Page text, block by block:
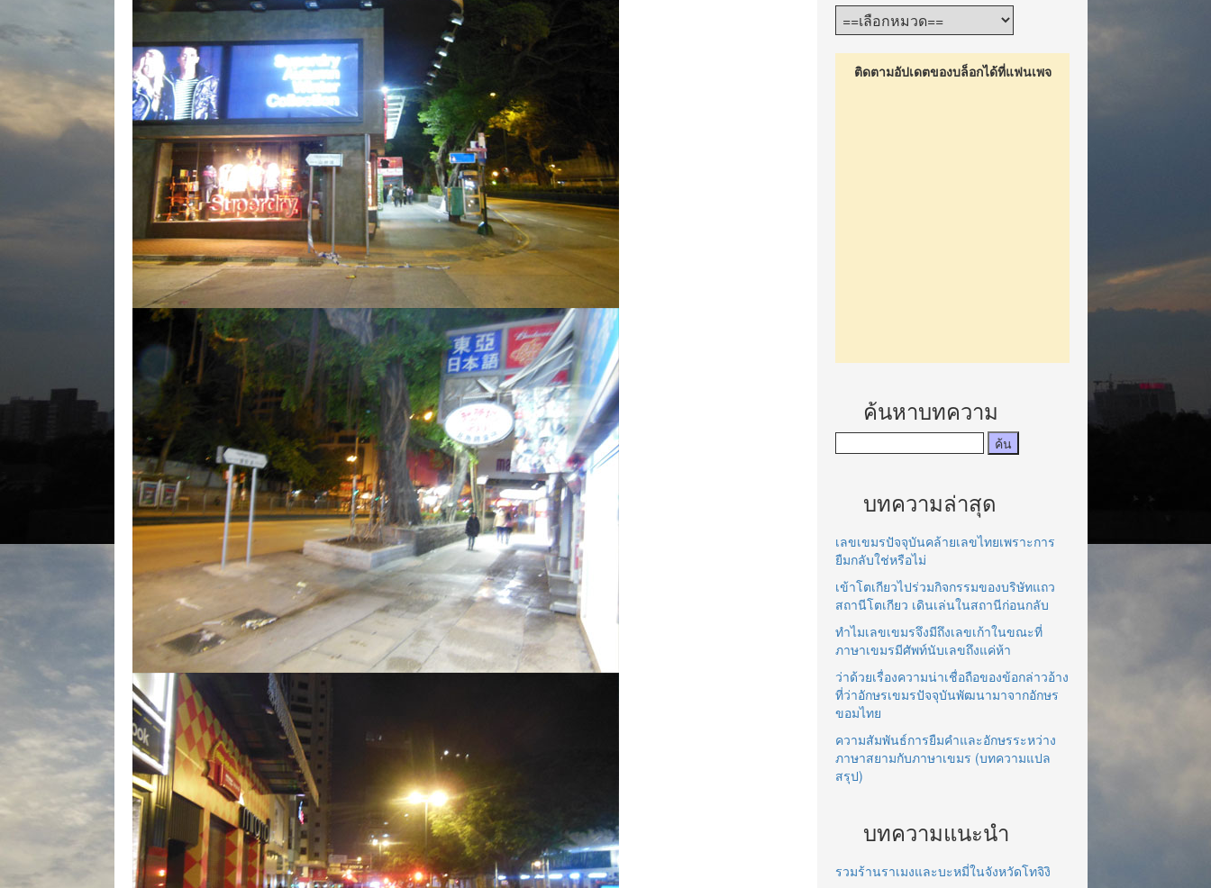
ติดตามอัปเดตของบล็อกได้ที่แฟนเพจ
ค้นหาบทความ
บทความล่าสุด
เลขเขมรปัจจุบันคล้ายเลขไทยเพราะการ
ยืมกลับใช่หรือไม่
เข้าโตเกียวไปร่วมกิจกรรมของบริษัทแถว
สถานีโตเกียว เดินเล่นในสถานีก่อนกลับ
ทำไมเลขเขมรจึงมีถึงเลขเก้าในขณะที่
ภาษาเขมรมีศัพท์นับเลขถึงแค่ห้า
ว่าด้วยเรื่องความน่าเชื่อถือของข้อกล่าวอ้าง
ที่ว่าอักษรเขมรปัจจุบันพัฒนามาจากอักษร
ขอมไทย
ความสัมพันธ์การยืมคำและอักษรระหว่าง
ภาษาสยามกับภาษาเขมร (บทความแปล
สรุป)
บทความแนะนำ
รวมร้านราเมงและบะหมี่ในจังหวัดโทจิงิ